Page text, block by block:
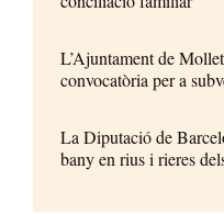
L’Ajuntament de
convocatòria per a
La Diputació de
bany en rius i rieres